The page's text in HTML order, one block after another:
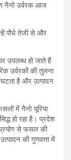
नैनो उर्वरक आज
पौधे तेजी से और
उपलब्ध हो जाते हैं
उर्वरकों की तुलना
है और उत्पादन
में नैनो यूरिया
हो रहा है। प्रदेश
से फसल की
की गुणवत्ता में